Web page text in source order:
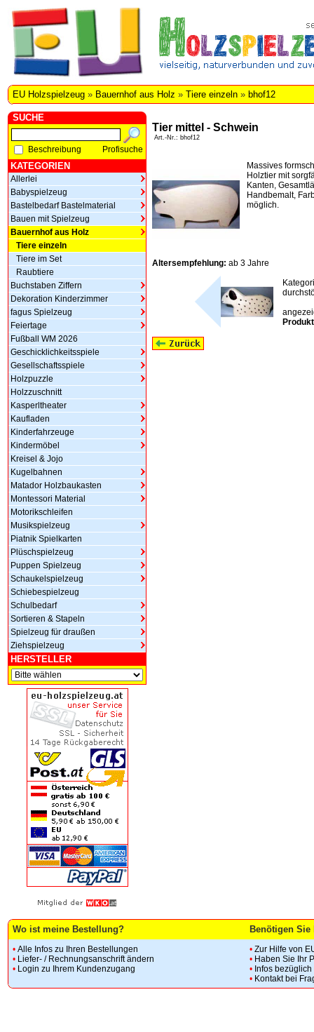
EU Holzspielzeug » Bauernhof aus Holz » Tiere einzeln » bhof12
SUCHE
Beschreibung Profisuche
KATEGORIEN
Allerlei
Babyspielzeug
Bastelbedarf Bastelmaterial
Bauen mit Spielzeug
Bauernhof aus Holz
Tiere einzeln
Tiere im Set
Raubtiere
Buchstaben Ziffern
Dekoration Kinderzimmer
fagus Spielzeug
Feiertage
Fußball WM 2026
Geschicklichkeitsspiele
Gesellschaftsspiele
Holzpuzzle
Holzzuschnitt
Kasperltheater
Kaufladen
Kinderfahrzeuge
Kindermöbel
Kreisel & Jojo
Kugelbahnen
Matador Holzbaukasten
Montessori Material
Motorikschleifen
Musikspielzeug
Piatnik Spielkarten
Plüschspielzeug
Puppen Spielzeug
Schaukelspielzeug
Schiebespielzeug
Schulbedarf
Sortieren & Stapeln
Spielzeug für draußen
Ziehspielzeug
HERSTELLER
Tier mittel - Schwein
Art.-Nr.: bhof12
Massives
Holztier mit
Kanten,
Handbemalt,
möglich.
Altersempfehlung: ab 3 Jahre
Wo ist meine Bestellung? Benötigen Sie
• Alle Infos zu Ihren Bestellungen
• Liefer- / Rechnungsanschrift ändern
• Login zu Ihrem Kundenzugang
• Zur Hilfe von
• Haben Sie Ihr
• Infos
• Kontakt bei